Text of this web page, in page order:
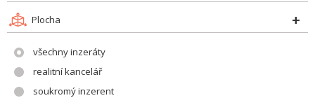
Plocha
všechny inzeráty
realitní kancelář
soukromý inzerent